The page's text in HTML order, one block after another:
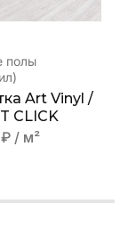
полы
Art Vinyl /
CLICK
₽ / м²